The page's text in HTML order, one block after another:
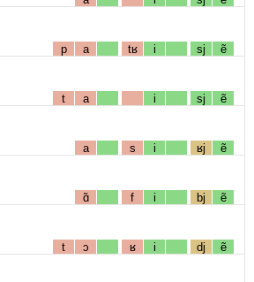
p a tʁ i sj ẽ
t a i sj ẽ
a s i ʁj ẽ
ɑ̃ f i bj ẽ
t ɔ ʁ i dj ẽ